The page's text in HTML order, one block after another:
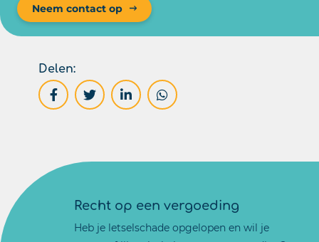
Neem contact op
Delen:
Recht op een vergoeding
Heb je letselschade opgelopen en wil je